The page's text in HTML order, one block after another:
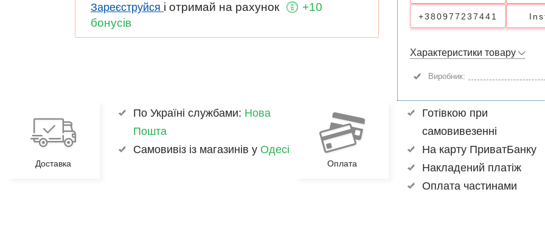
Зареєструйся і отримай на рахунок
+10
бонусів
+380977237441
Характеристики товару
Виробник:
Доставка
По Україні службами: Нова
Пошта
Самовивіз із магазинів у Одесі
Оплата
Готівкою при
самовивезенні
На карту ПриватБанку
Накладений платіж
Оплата частинами